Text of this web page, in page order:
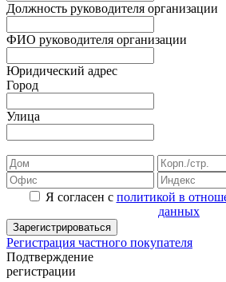
Должность руководителя организации
ФИО руководителя организации
Юридический адрес
Город
Улица
Я согласен с политикой в
данных
Зарегистрироваться
Регистрация частного покупателя
Подтверждение
регистрации